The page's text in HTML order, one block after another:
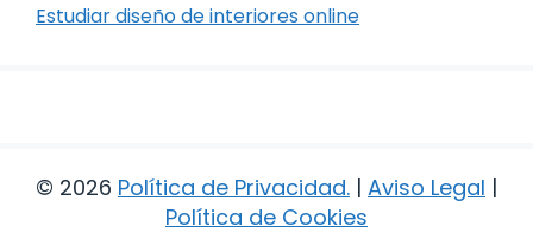
Estudiar diseño de interiores online
© 2026 Política de Privacidad. | Aviso Legal |
Política de Cookies